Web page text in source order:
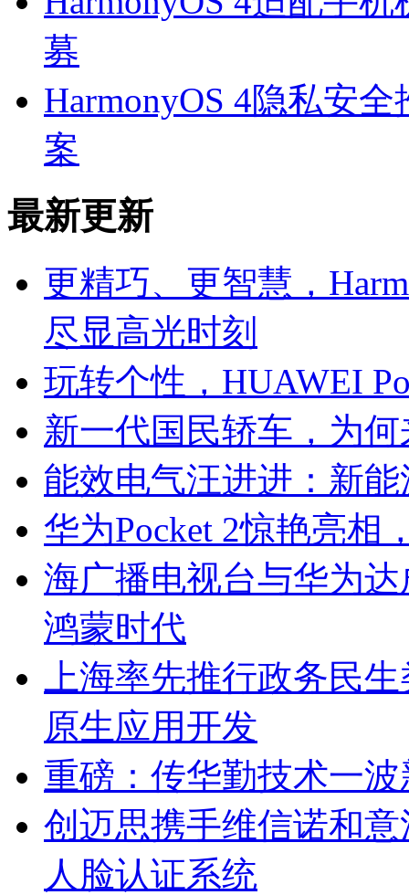
募
HarmonyOS 4隐私安
案
最新更新
更精巧、更智慧，
尽显高光时刻
玩转个性，HUAWEI
新一代国民轿车，为
能效电气汪进进：新
华为Pocket 2惊艳亮相
海广播电视台与华为
鸿蒙时代
上海率先推行政务民
原生应用开发
重磅：传华勤技术一
创迈思携手维信诺和
人脸认证系统